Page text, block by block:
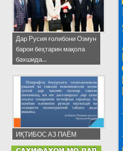
Дар Русия ғолибони Озмун
барои беҳтарин мақола
бахшида...
ИҚТИБОС АЗ ПАЁМ